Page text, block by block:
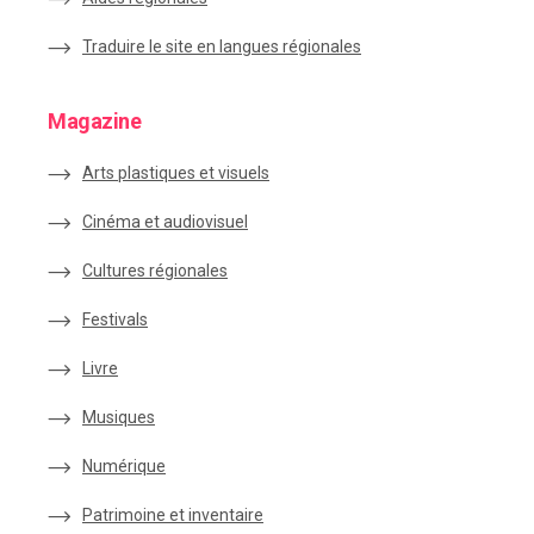
Traduire le site en langues régionales
Magazine
Arts plastiques et visuels
Cinéma et audiovisuel
Cultures régionales
Festivals
Livre
Musiques
Numérique
Patrimoine et inventaire